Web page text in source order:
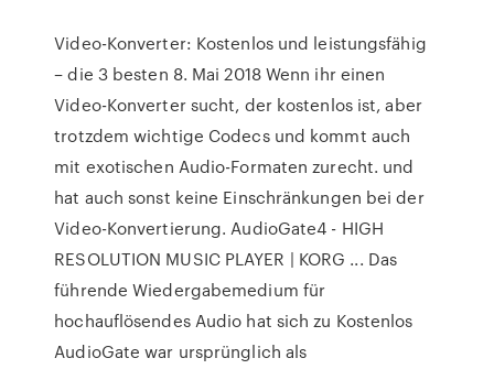
Video-Konverter: Kostenlos und leistungsfähig
– die 3 besten 8. Mai 2018 Wenn ihr einen
Video-Konverter sucht, der kostenlos ist, aber
trotzdem wichtige Codecs und kommt auch
mit exotischen Audio-Formaten zurecht. und
hat auch sonst keine Einschränkungen bei der
Video-Konvertierung. AudioGate4 - HIGH
RESOLUTION MUSIC PLAYER | KORG ... Das
führende Wiedergabemedium für
hochauflösendes Audio hat sich zu Kostenlos
AudioGate war ursprünglich als